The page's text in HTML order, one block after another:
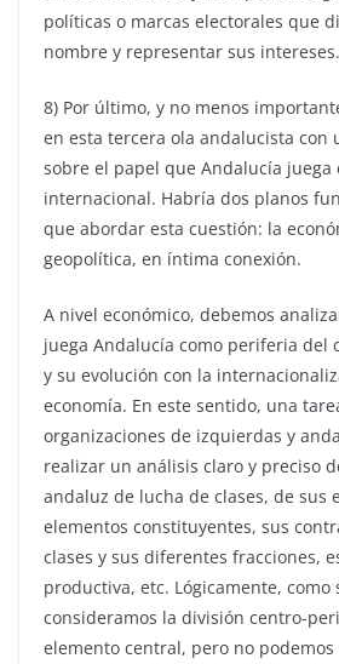
políticas o marcas electorales que
nombre y representar sus intereses.
8) Por último, y no menos
en esta tercera ola andalucista con
sobre el papel que Andalucía juega
internacional. Habría dos planos
que abordar esta cuestión: la
geopolítica, en íntima conexión.
A nivel económico, debemos
juega Andalucía como periferia del
y su evolución con la
economía. En este sentido, una
organizaciones de izquierdas y
realizar un análisis claro y preciso
andaluz de lucha de clases, de sus
elementos constituyentes, sus
clases y sus diferentes fracciones,
productiva, etc. Lógicamente, como
consideramos la división centro-
elemento central, pero no